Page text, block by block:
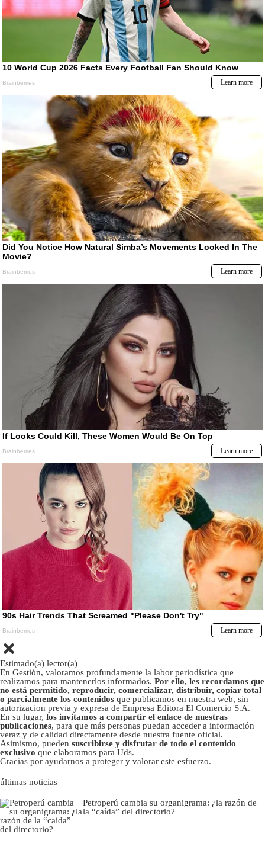
Estimado(a) lector(a)
En Gestión, valoramos profundamente la labor periodística que
realizamos para mantenerlos informados. Por ello, les recordamos que
no está permitido, reproducir, comercializar, distribuir, copiar total
o parcialmente los contenidos que publicamos en nuestra web, sin
autorizacion previa y expresa de Empresa Editora El Comercio S.A.
En su lugar, los invitamos a compartir el enlace de nuestras
publicaciones, para que más personas puedan acceder a información
veraz y de calidad directamente desde nuestra fuente oficial.
Asimismo, pueden suscribirse y disfrutar de todo el contenido
exclusivo que elaboramos para Uds.
Gracias por ayudarnos a proteger y valorar este esfuerzo.
últimas noticias
Petroperú cambia su organigrama: ¿la razón de
la “caída” del directorio?